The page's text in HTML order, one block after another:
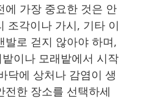
에 가장 중요한 것은 안
조각이나 가시, 기타 이
발로 걷지 않아야 하며,
이나 모래밭에서 시작
닥에 상처나 감염이 생
전한 장소를 선택하세